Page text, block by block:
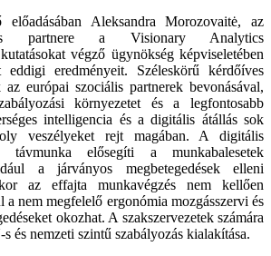
Aleksandra Morozovaitė, az
partnere a Visionary Analytics
végző ügynökség képviseletében
eredményeit. Széleskörű kérdőíves
az európai szociális partnerek bevonásával,
környezetet és a legfontosabb
intelligencia és a digitális átállás sok
veszélyeket rejt magában. A digitális
távmunka elősegíti a munkabalesetek
a járványos megbetegedések elleni
az effajta munkavégzés nem kellően
a nem megfelelő ergonómia mozgásszervi és
okozhat. A szakszervezetek számára
és nemzeti szintű szabályozás kialakítása.